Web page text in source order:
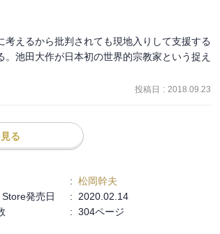
えるから批判されても現地入りして支援する
池田大作が日本初の世界的宗教家という捉え
投稿日 : 2018.09.23
る
: 松岡幹夫
発売日 :
2020.02.14
: 304ページ